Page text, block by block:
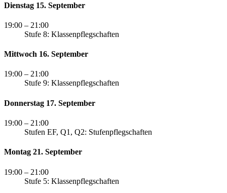
Dienstag 15. September
19:00 – 21:00
Stufe 8: Klassenpflegschaften
Mittwoch 16. September
19:00 – 21:00
Stufe 9: Klassenpflegschaften
Donnerstag 17. September
19:00 – 21:00
Stufen EF, Q1, Q2: Stufenpflegschaften
Montag 21. September
19:00 – 21:00
Stufe 5: Klassenpflegschaften